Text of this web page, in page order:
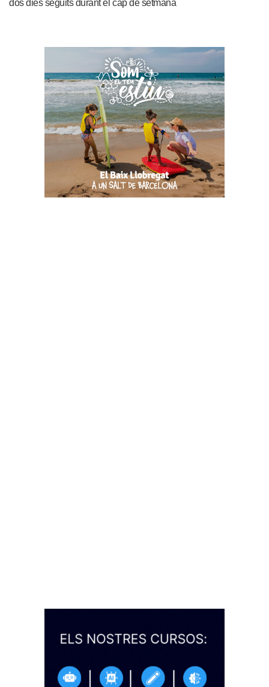
dos dies seguits durant el cap de setmana